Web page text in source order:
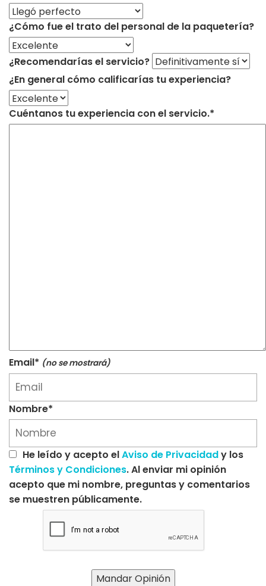
¿Cómo fue el trato del personal de la paquetería?
¿Recomendarías el servicio?
¿En general cómo calificarías tu experiencia?
Cuéntanos tu experiencia con el servicio.*
Email* (no se mostrará)
Nombre*
He leído y acepto elAviso de Privacidady los
Términos y Condiciones. Al enviar mi opinión
acepto que mi nombre, preguntas y comentarios
se muestren públicamente.
Mandar Opinión